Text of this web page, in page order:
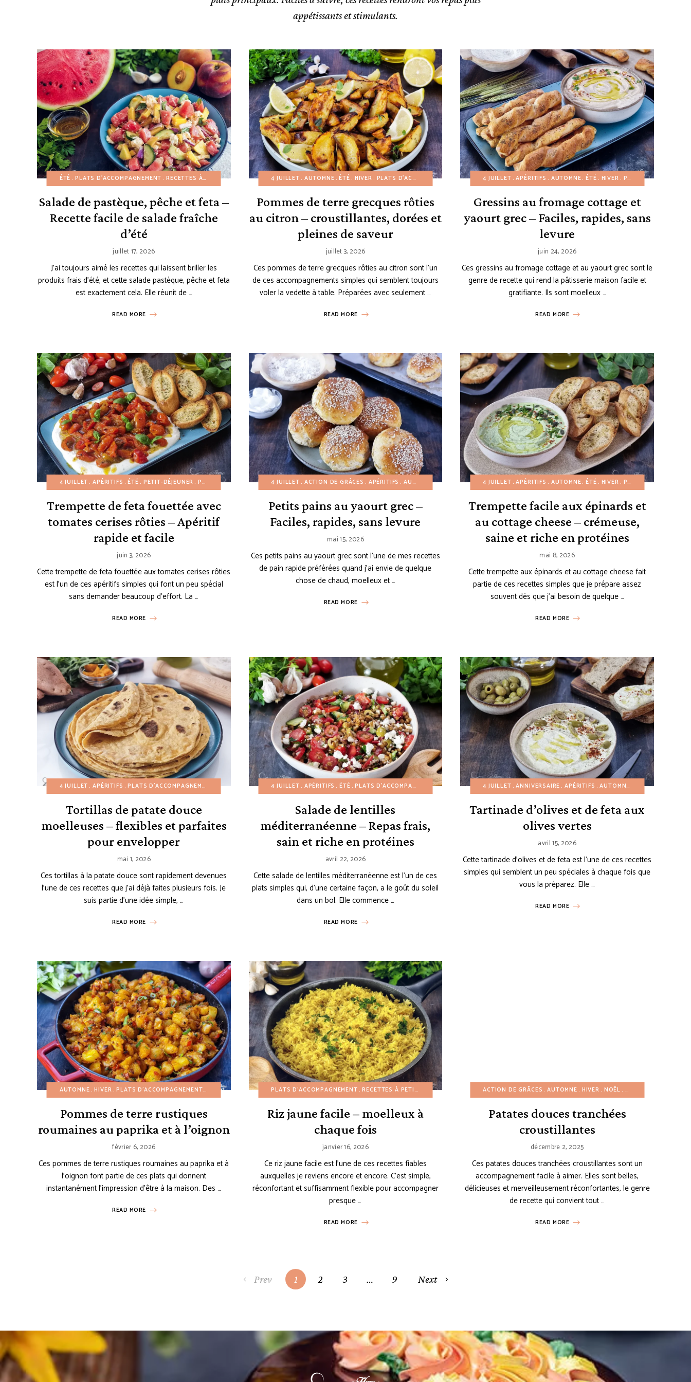
appétissants et stimulants.
ÉTÉ PLATS D'ACCOMPAGNEMENT RECETTES À PETIT BUDGET RECETTES AMÉRICAINES RECETTES SAINE RECETTES SANS GLUTEN SALADES SANS ŒUF
Salade de pastèque, pêche et feta –
Recette facile de salade fraîche
d’été
juillet 17, 2026
J’ai toujours aimé les recettes qui laissent briller les
produits frais d’été, et cette salade pastèque, pêche et feta
est exactement cela. Elle réunit de …
READ MORE
4 JUILLET AUTOMNE ÉTÉ HIVER PLATS D'ACCOMPAGNEMENT PRINTEMPS RECETTES À PETIT BUDGET RECETTES DE POMMES DE
Pommes de terre grecques rôties
au citron – croustillantes, dorées et
pleines de saveur
juillet 3, 2026
Ces pommes de terre grecques rôties au citron sont l’un
de ces accompagnements simples qui semblent toujours
voler la vedette à table. Préparées avec seulement …
READ MORE
4 JUILLET APÉRITIFS AUTOMNE ÉTÉ HIVER PAINS PETIT-
Gressins au fromage cottage et
yaourt grec – Faciles, rapides, sans
levure
juin 24, 2026
Ces gressins au fromage cottage et au yaourt grec sont le
genre de recette qui rend la pâtisserie maison facile et
gratifiante. Ils sont moelleux …
READ MORE
4 JUILLET APÉRITIFS ÉTÉ PETIT-DÉJEUNER PLATS D'ACCOMPAGNEMENT PRINTEMPS RECETTES À PETIT BUDGET RECETTES EN 30 MINUTES RECETTES MÉDITERRANÉENNES RECETTES SAINE
Trempette de feta fouettée avec
tomates cerises rôties – Apéritif
rapide et facile
juin 3, 2026
Cette trempette de feta fouettée aux tomates cerises rôties
est l’un de ces apéritifs simples qui font un peu spécial
sans demander beaucoup d’effort. La …
READ MORE
4 JUILLET ACTION DE GRÂCES APÉRITIFS AUTOMNE ÉTÉ HALLOWEEN HIVER NOËL PAINS PETIT-DÉJEUNER PLATS
Petits pains au yaourt grec –
Faciles, rapides, sans levure
mai 15, 2026
Ces petits pains au yaourt grec sont l’une de mes recettes
de pain rapide préférées quand j’ai envie de quelque
chose de chaud, moelleux et …
READ MORE
4 JUILLET APÉRITIFS AUTOMNE ÉTÉ HIVER PETIT-DÉJEUNER
Trempette facile aux épinards et
au cottage cheese – crémeuse,
saine et riche en protéines
mai 8, 2026
Cette trempette aux épinards et au cottage cheese fait
partie de ces recettes simples que je prépare assez
souvent dès que j’ai besoin de quelque …
READ MORE
4 JUILLET APÉRITIFS PLATS D'ACCOMPAGNEMENT RECETTES À PETIT BUDGET RECETTES AMÉRICAINES RECETTES DE COLLATIONS RECETTES EN 30 MINUTES RECETTES SAINE RECETTES
Tortillas de patate douce
moelleuses – flexibles et parfaites
pour envelopper
mai 1, 2026
Ces tortillas à la patate douce sont rapidement devenues
l’une de ces recettes que j’ai déjà faites plusieurs fois. Je
suis partie d’une idée simple, …
READ MORE
4 JUILLET APÉRITIFS ÉTÉ PLATS D'ACCOMPAGNEMENT PRINTEMPS RECETTES À PETIT BUDGET RECETTES EN 30 MINUTES
Salade de lentilles
méditerranéenne – Repas frais,
sain et riche en protéines
avril 22, 2026
Cette salade de lentilles méditerranéenne est l’un de ces
plats simples qui, d’une certaine façon, a le goût du soleil
dans un bol. Elle commence …
READ MORE
4 JUILLET ANNIVERSAIRE APÉRITIFS AUTOMNE ÉTÉ HIVER
Tartinade d’olives et de feta aux
olives vertes
avril 15, 2026
Cette tartinade d’olives et de feta est l’une de ces recettes
simples qui semblent un peu spéciales à chaque fois que
vous la préparez. Elle …
READ MORE
AUTOMNE HIVER PLATS D'ACCOMPAGNEMENT RECETTES À PETIT BUDGET RECETTES DE POMMES DE TERRE RECETTES EN 30 MINUTES RECETTES EUROPÉENNES RECETTES ROUMAINES
Pommes de terre rustiques
roumaines au paprika et à l’oignon
février 6, 2026
Ces pommes de terre rustiques roumaines au paprika et à
l’oignon font partie de ces plats qui donnent
instantanément l’impression d’être à la maison. Des …
READ MORE
PLATS D'ACCOMPAGNEMENT RECETTES À PETIT BUDGET RECETTES AMÉRICAINES RECETTES ASIATIQUES RECETTES EN 30 MINUTES
Riz jaune facile – moelleux à
chaque fois
janvier 16, 2026
Ce riz jaune facile est l’une de ces recettes fiables
auxquelles je reviens encore et encore. C’est simple,
réconfortant et suffisamment flexible pour accompagner
presque …
READ MORE
ACTION DE GRÂCES AUTOMNE HIVER NOËL PLATS
Patates douces tranchées
croustillantes
décembre 2, 2025
Ces patates douces tranchées croustillantes sont un
accompagnement facile à aimer. Elles sont belles,
délicieuses et merveilleusement réconfortantes, le genre
de recette qui convient tout …
READ MORE
Prev 1 2 3 … 9 Next